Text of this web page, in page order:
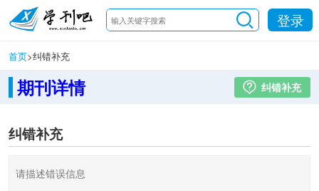
登录
首页>纠错补充
期刊详情 纠错补充
纠错补充